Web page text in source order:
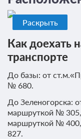
Раскрыть
Как доехать
транспорте
До базы: от
№ 680.
До Зеленогорска:
маршруткой № 305,
маршруткой №
827.